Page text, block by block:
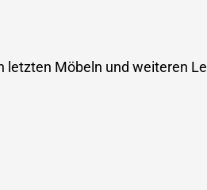
Möbeln und weiteren